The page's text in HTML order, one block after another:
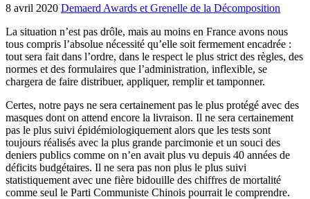
8 avril 2020 Demaerd Awards et Grenelle de la Décomposition
La situation n’est pas drôle, mais au moins en France avons nous
tous compris l’absolue nécessité qu’elle soit fermement encadrée :
tout sera fait dans l’ordre, dans le respect le plus strict des règles, des
normes et des formulaires que l’administration, inflexible, se
chargera de faire distribuer, appliquer, remplir et tamponner.
Certes, notre pays ne sera certainement pas le plus protégé avec des
masques dont on attend encore la livraison. Il ne sera certainement
pas le plus suivi épidémiologiquement alors que les tests sont
toujours réalisés avec la plus grande parcimonie et un souci des
deniers publics comme on n’en avait plus vu depuis 40 années de
déficits budgétaires. Il ne sera pas non plus le plus suivi
statistiquement avec une fière bidouille des chiffres de mortalité
comme seul le Parti Communiste Chinois pourrait le comprendre.